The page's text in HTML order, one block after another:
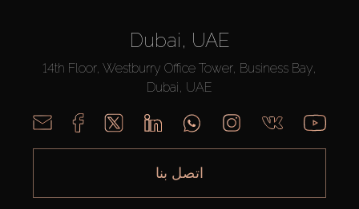
Dubai, UAE
14th Floor, Westburry Office Tower, Business Bay,
Dubai, UAE
اتصل بنا